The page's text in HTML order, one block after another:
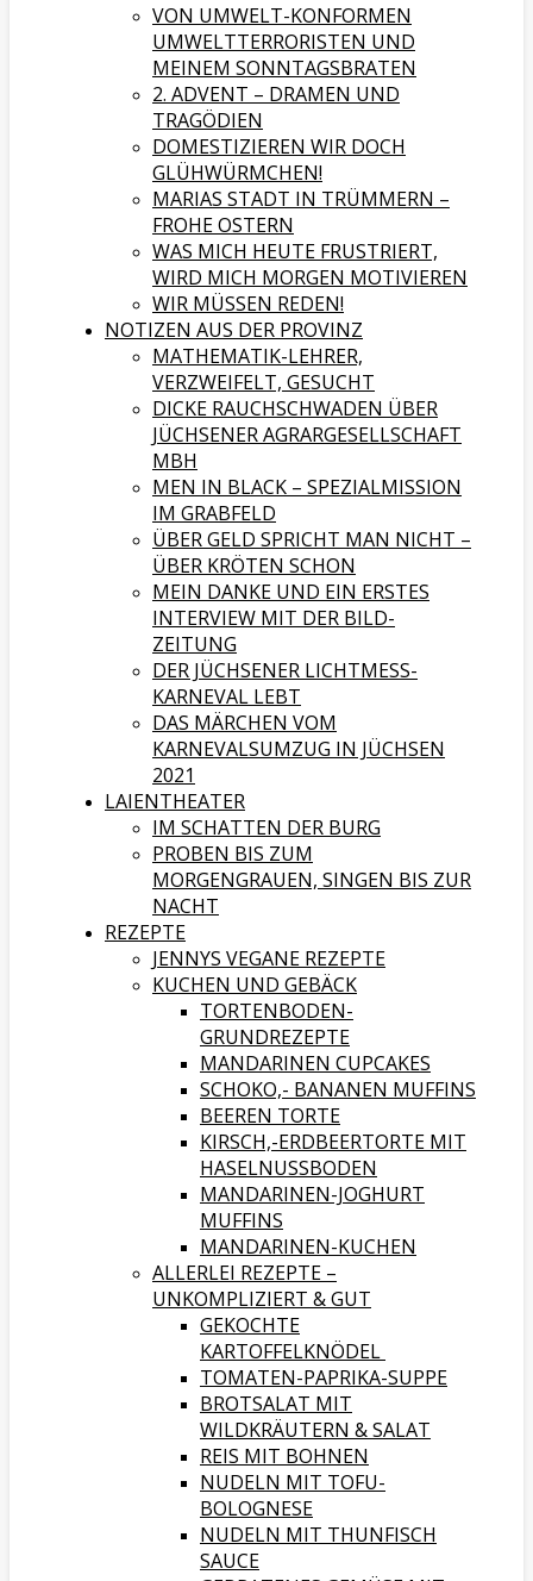
VON UMWELT-KONFORMEN
UMWELTTERRORISTEN UND
MEINEM SONNTAGSBRATEN
2. ADVENT – DRAMEN UND
TRAGÖDIEN
DOMESTIZIEREN WIR DOCH
GLÜHWÜRMCHEN!
MARIAS STADT IN TRÜMMERN –
FROHE OSTERN
WAS MICH HEUTE FRUSTRIERT,
WIRD MICH MORGEN MOTIVIEREN
WIR MÜSSEN REDEN!
NOTIZEN AUS DER PROVINZ
MATHEMATIK-LEHRER,
VERZWEIFELT, GESUCHT
DICKE RAUCHSCHWADEN ÜBER
JÜCHSENER AGRARGESELLSCHAFT
MBH
MEN IN BLACK – SPEZIALMISSION
IM GRABFELD
ÜBER GELD SPRICHT MAN NICHT –
ÜBER KRÖTEN SCHON
MEIN DANKE UND EIN ERSTES
INTERVIEW MIT DER BILD-
ZEITUNG
DER JÜCHSENER LICHTMESS-
KARNEVAL LEBT
DAS MÄRCHEN VOM
KARNEVALSUMZUG IN JÜCHSEN
2021
LAIENTHEATER
IM SCHATTEN DER BURG
PROBEN BIS ZUM
MORGENGRAUEN, SINGEN BIS ZUR
NACHT
REZEPTE
JENNYS VEGANE REZEPTE
KUCHEN UND GEBÄCK
TORTENBODEN-
GRUNDREZEPTE
MANDARINEN CUPCAKES
SCHOKO,- BANANEN MUFFINS
BEEREN TORTE
KIRSCH,-ERDBEERTORTE MIT
HASELNUSSBODEN
MANDARINEN-JOGHURT
MUFFINS
MANDARINEN-KUCHEN
ALLERLEI REZEPTE –
UNKOMPLIZIERT & GUT
GEKOCHTE
KARTOFFELKNÖDEL
TOMATEN-PAPRIKA-SUPPE
BROTSALAT MIT
WILDKRÄUTERN & SALAT
REIS MIT BOHNEN
NUDELN MIT TOFU-
BOLOGNESE
NUDELN MIT THUNFISCH
SAUCE